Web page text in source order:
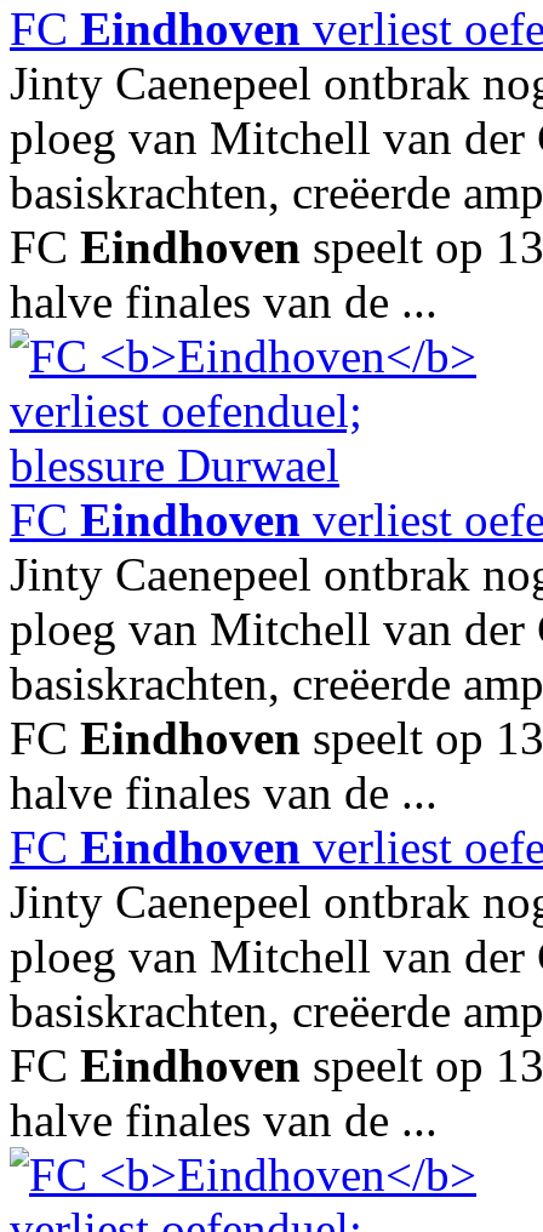
FC Eindhoven verliest
Jinty Caenepeel ontbrak
ploeg van Mitchell van der
basiskrachten, creëerde
FC Eindhoven speelt op
halve finales van de ...
FC Eindhoven verliest
Jinty Caenepeel ontbrak
ploeg van Mitchell van der
basiskrachten, creëerde
FC Eindhoven speelt op
halve finales van de ...
FC Eindhoven verliest
Jinty Caenepeel ontbrak
ploeg van Mitchell van der
basiskrachten, creëerde
FC Eindhoven speelt op
halve finales van de ...